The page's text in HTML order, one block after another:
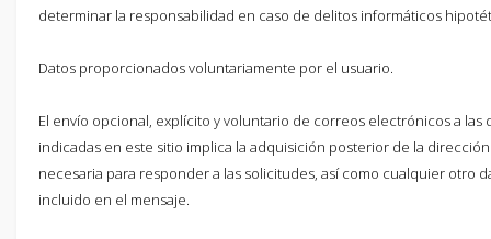
determinar la responsabilidad en caso de delitos informáticos
Datos proporcionados voluntariamente por el usuario.
El envío opcional, explícito y voluntario de correos electrónicos a las
indicadas en este sitio implica la adquisición posterior de la
necesaria para responder a las solicitudes, así como cualquier otro
incluido en el mensaje.